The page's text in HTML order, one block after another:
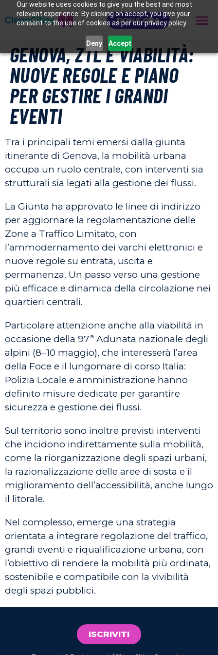
Our website uses cookies to give you the best and most
relevant experience. By clicking on accept, you give your
consent to the use of cookies as per our privacy policy.
Deny Accept
DONA ORA
GENOVA, ZTL E VIABILITÀ:
NUOVE REGOLE E PIANO
PER GESTIRE I GRANDI
EVENTI
Tra i principali temi emersi dalla giunta
itinerante di Genova, la mobilità urbana
occupa un ruolo centrale, con interventi sia
strutturali sia legati alla gestione dei flussi.
La Giunta ha approvato le linee di indirizzo
per aggiornare la regolamentazione delle
Zone a Traffico Limitato, con
l’ammodernamento dei varchi elettronici e
nuove regole su entrata, uscita e
permanenza. Un passo verso una gestione
più efficace e dinamica della circolazione nei
quartieri centrali.
Particolare attenzione anche alla viabilità in
occasione della 97ª Adunata nazionale degli
alpini (8–10 maggio), che interesserà l’area
della Foce e il lungomare di corso Italia:
Polizia Locale e amministrazione hanno
definito misure dedicate per garantire
sicurezza e gestione dei flussi.
Sul territorio sono inoltre previsti interventi
che incidono indirettamente sulla mobilità,
come la riorganizzazione degli spazi urbani,
la razionalizzazione delle aree di sosta e il
miglioramento dell’accessibilità, anche lungo
il litorale.
Nel complesso, emerge una strategia
orientata a integrare regolazione del traffico,
grandi eventi e riqualificazione urbana, con
l’obiettivo di rendere la mobilità più ordinata,
sostenibile e compatibile con la vivibilità
degli spazi pubblici.
ISCRIVITI